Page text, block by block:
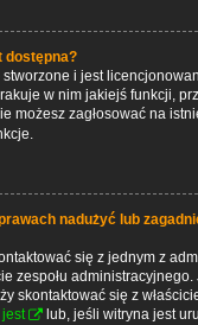
dostępna?
stworzone i jest
w nim jakiejś funkcji,
możesz zagłosować na
nadużyć lub
się z jednym z
zespołu
skontaktować się z
jest
lub, jeśli witryna jest